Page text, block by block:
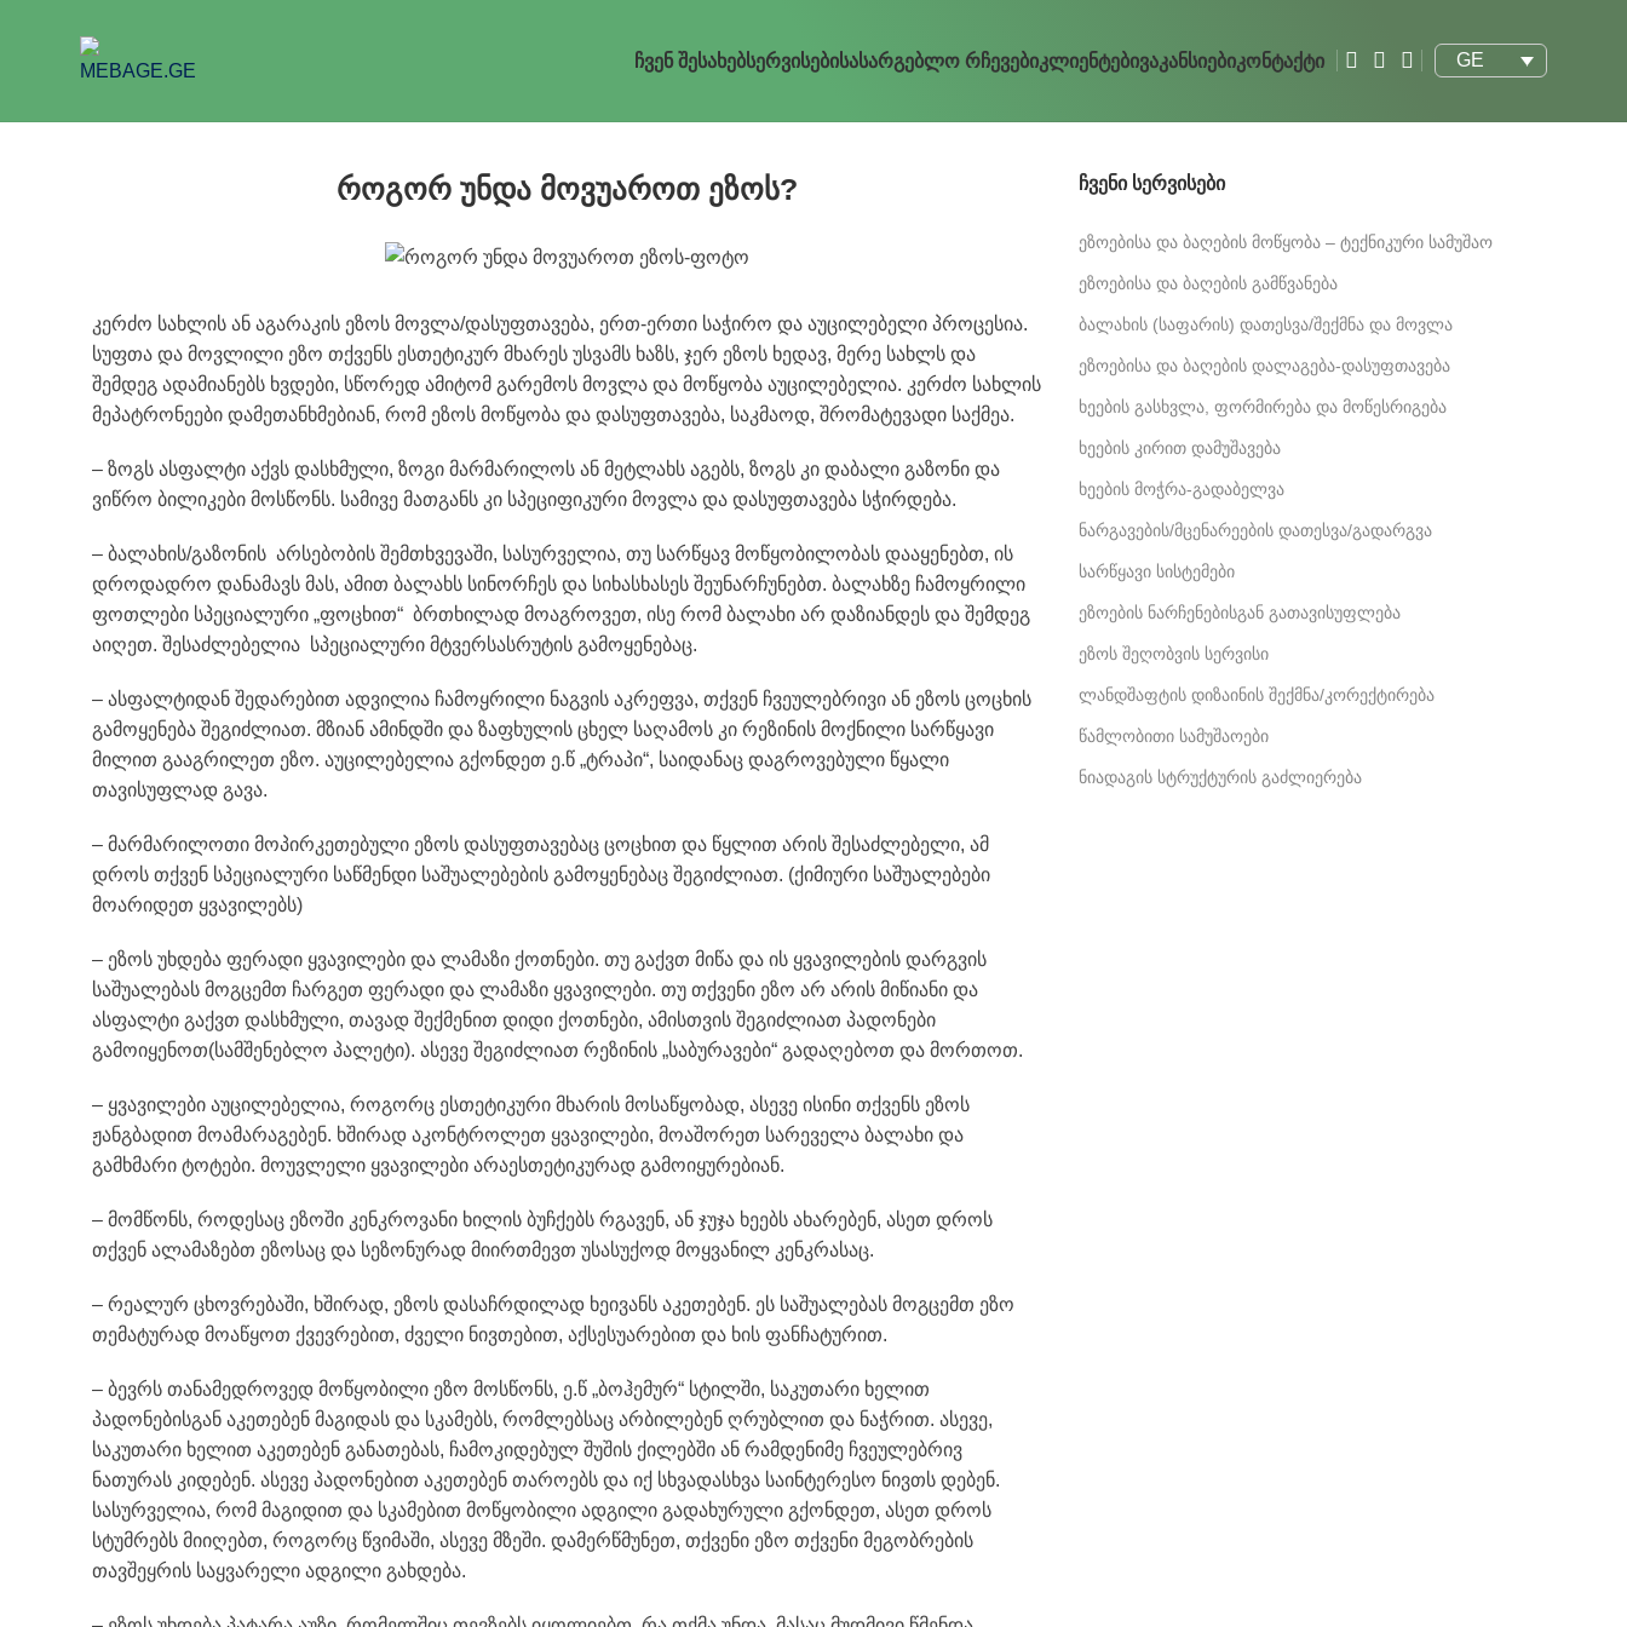
Ჩვენ ᲨესახებᲡერვისებიᲡასარგებლო ᲠჩევებიᲙლიენტებიᲕაკანსიებიᲙონტაქტი GE
როგორ უნდა მოვუაროთ ეზოს?
კერძო სახლის ან აგარაკის ეზოს მოვლა/დასუფთავება, ერთ-ერთი საჭირო და აუცილებელი პროცესია.
სუფთა და მოვლილი ეზო თქვენს ესთეტიკურ მხარეს უსვამს ხაზს, ჯერ ეზოს ხედავ, მერე სახლს და
შემდეგ ადამიანებს ხვდები, სწორედ ამიტომ გარემოს მოვლა და მოწყობა აუცილებელია. კერძო სახლის
მეპატრონეები დამეთანხმებიან, რომ ეზოს მოწყობა და დასუფთავება, საკმაოდ, შრომატევადი საქმეა.
– ზოგს ასფალტი აქვს დასხმული, ზოგი მარმარილოს ან მეტლახს აგებს, ზოგს კი დაბალი გაზონი და
ვიწრო ბილიკები მოსწონს. სამივე მათგანს კი სპეციფიკური მოვლა და დასუფთავება სჭირდება.
– ბალახის/გაზონის არსებობის შემთხვევაში, სასურველია, თუ სარწყავ მოწყობილობას დააყენებთ, ის
დროდადრო დანამავს მას, ამით ბალახს სინორჩეს და სიხასხასეს შეუნარჩუნებთ. ბალახზე ჩამოყრილი
ფოთლები სპეციალური „ფოცხით“ ბრთხილად მოაგროვეთ, ისე რომ ბალახი არ დაზიანდეს და შემდეგ
აიღეთ. შესაძლებელია სპეციალური მტვერსასრუტის გამოყენებაც.
– ასფალტიდან შედარებით ადვილია ჩამოყრილი ნაგვის აკრეფვა, თქვენ ჩვეულებრივი ან ეზოს ცოცხის
გამოყენება შეგიძლიათ. მზიან ამინდში და ზაფხულის ცხელ საღამოს კი რეზინის მოქნილი სარწყავი
მილით გააგრილეთ ეზო. აუცილებელია გქონდეთ ე.წ „ტრაპი“, საიდანაც დაგროვებული წყალი
თავისუფლად გავა.
– მარმარილოთი მოპირკეთებული ეზოს დასუფთავებაც ცოცხით და წყლით არის შესაძლებელი, ამ
დროს თქვენ სპეციალური საწმენდი საშუალებების გამოყენებაც შეგიძლიათ. (ქიმიური საშუალებები
მოარიდეთ ყვავილებს)
– ეზოს უხდება ფერადი ყვავილები და ლამაზი ქოთნები. თუ გაქვთ მიწა და ის ყვავილების დარგვის
საშუალებას მოგცემთ ჩარგეთ ფერადი და ლამაზი ყვავილები. თუ თქვენი ეზო არ არის მიწიანი და
ასფალტი გაქვთ დასხმული, თავად შექმენით დიდი ქოთნები, ამისთვის შეგიძლიათ პადონები
გამოიყენოთ(სამშენებლო პალეტი). ასევე შეგიძლიათ რეზინის „საბურავები“ გადაღებოთ და მორთოთ.
– ყვავილები აუცილებელია, როგორც ესთეტიკური მხარის მოსაწყობად, ასევე ისინი თქვენს ეზოს
ჟანგბადით მოამარაგებენ. ხშირად აკონტროლეთ ყვავილები, მოაშორეთ სარეველა ბალახი და
გამხმარი ტოტები. მოუვლელი ყვავილები არაესთეტიკურად გამოიყურებიან.
– მომწონს, როდესაც ეზოში კენკროვანი ხილის ბუჩქებს რგავენ, ან ჯუჯა ხეებს ახარებენ, ასეთ დროს
თქვენ ალამაზებთ ეზოსაც და სეზონურად მიირთმევთ უსასუქოდ მოყვანილ კენკრასაც.
– რეალურ ცხოვრებაში, ხშირად, ეზოს დასაჩრდილად ხეივანს აკეთებენ. ეს საშუალებას მოგცემთ ეზო
თემატურად მოაწყოთ ქვევრებით, ძველი ნივთებით, აქსესუარებით და ხის ფანჩატურით.
– ბევრს თანამედროვედ მოწყობილი ეზო მოსწონს, ე.წ „ბოჰემურ“ სტილში, საკუთარი ხელით
პადონებისგან აკეთებენ მაგიდას და სკამებს, რომლებსაც არბილებენ ღრუბლით და ნაჭრით. ასევე,
საკუთარი ხელით აკეთებენ განათებას, ჩამოკიდებულ შუშის ქილებში ან რამდენიმე ჩვეულებრივ
ნათურას კიდებენ. ასევე პადონებით აკეთებენ თაროებს და იქ სხვადასხვა საინტერესო ნივთს დებენ.
სასურველია, რომ მაგიდით და სკამებით მოწყობილი ადგილი გადახურული გქონდეთ, ასეთ დროს
სტუმრებს მიიღებთ, როგორც წვიმაში, ასევე მზეში. დამერწმუნეთ, თქვენი ეზო თქვენი მეგობრების
თავშეყრის საყვარელი ადგილი გახდება.
Ჩვენი Სერვისები
ეზოებისა და ბაღების მოწყობა – ტექნიკური სამუშაო
ეზოებისა და ბაღების გამწვანება
ბალახის (საფარის) დათესვა/შექმნა და მოვლა
ეზოებისა და ბაღების დალაგება-დასუფთავება
ხეების გასხვლა, ფორმირება და მოწესრიგება
ხეების კირით დამუშავება
ხეების მოჭრა-გადაბელვა
ნარგავების/მცენარეების დათესვა/გადარგვა
სარწყავი სისტემები
ეზოების ნარჩენებისგან გათავისუფლება
ეზოს შეღობვის სერვისი
ლანდშაფტის დიზაინის შექმნა/კორექტირება
წამლობითი სამუშაოები
ნიადაგის სტრუქტურის გაძლიერება